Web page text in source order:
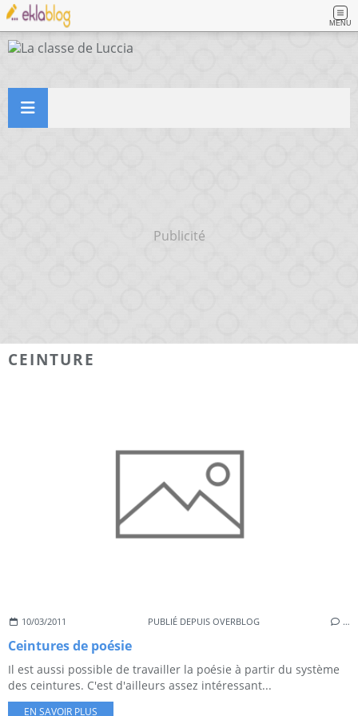
MENU
Publicité
CEINTURE
10/03/2011 PUBLIÉ DEPUIS OVERBLOG …
Ceintures de poésie
Il est aussi possible de travailler la poésie à partir du système
des ceintures. C'est d'ailleurs assez intéressant...
EN SAVOIR PLUS